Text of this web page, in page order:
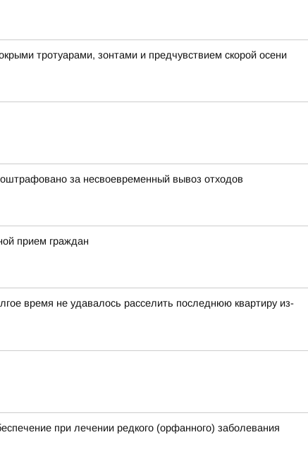
тротуарами, зонтами и предчувствием скорой осени
за несвоевременный вывоз отходов
прием граждан
время не удавалось расселить последнюю квартиру из-
при лечении редкого (орфанного) заболевания